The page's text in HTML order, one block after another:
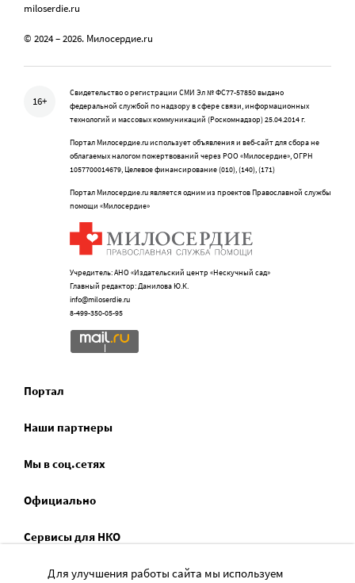
miloserdie.ru
© 2024 – 2026. Милосердие.ru
16+
Свидетельство о регистрации СМИ Эл № ФС77-57850 выдано
федеральной службой по надзору в сфере связи, информационных
технологий и массовых коммуникаций (Роскомнадзор) 25.04.2014 г.
Портал Милосердие.ru использует объявления и веб-сайт для сбора не
облагаемых налогом пожертвований через РОО «Милосердие», ОГРН
1057700014679, Целевое финансирование (010), (140), (171)
Портал Милосердие.ru является одним из проектов Православной службы
помощи «Милосердие»
Учредитель: АНО «Издательский центр «Нескучный сад»
Главный редактор: Данилова Ю.К.
info@miloserdie.ru
8-499-350-05-95
Портал
Наши партнеры
Мы в соц.сетях
Официально
Сервисы для НКО
Спецпроекты
Для улучшения работы сайта мы используем